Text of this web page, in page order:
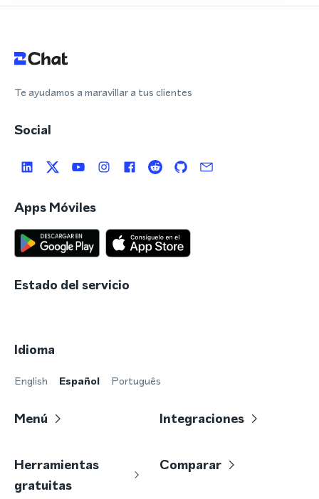
Te ayudamos a maravillar a tus clientes
Social
Apps Móviles
Estado del servicio
Idioma
English Español Português
Menú Integraciones
Herramientas
gratuitas
Comparar